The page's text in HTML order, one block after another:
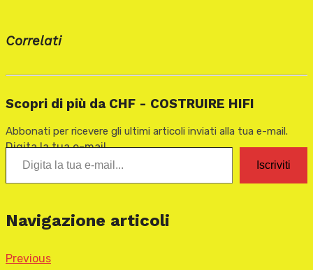
Correlati
Scopri di più da CHF - COSTRUIRE HIFI
Abbonati per ricevere gli ultimi articoli inviati alla tua e-mail.
Digita la tua e-mail...
Iscriviti
Navigazione articoli
Previous